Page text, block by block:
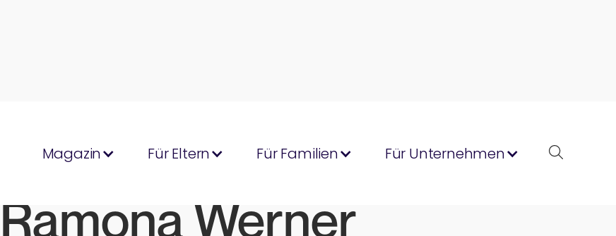
Magazin Für Eltern Für Familien Für Unternehmen
Ramona Werner